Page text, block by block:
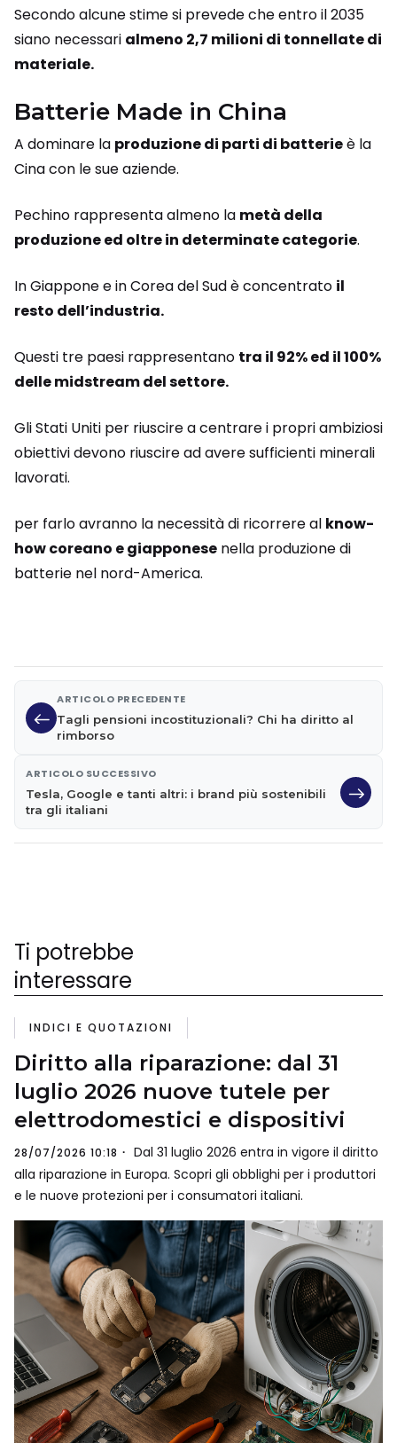
Secondo alcune stime si prevede che entro il 2035
siano necessari almeno 2,7 milioni di tonnellate di
materiale.
Batterie Made in China
A dominare la produzione di parti di batterieè la
Cina con le sue aziende.
Pechino rappresenta almeno la metà della
produzione ed oltre in determinate categorie.
In Giappone e in Corea del Sud è concentrato il
resto dell’industria.
Questi tre paesi rappresentano tra il 92% ed il 100%
delle midstream del settore.
Gli Stati Uniti per riuscire a centrare i propri ambiziosi
obiettivi devono riuscire ad avere sufficienti minerali
lavorati.
per farlo avranno la necessità di ricorrere al know-
how coreano e giapponese nella produzione di
batterie nel nord-America.
ARTICOLO PRECEDENTE
Tagli pensioni incostituzionali? Chi ha diritto al
rimborso
ARTICOLO SUCCESSIVO
Tesla, Google e tanti altri: i brand più sostenibili
tra gli italiani
Ti potrebbe
interessare
INDICI E QUOTAZIONI
Diritto alla riparazione: dal 31
luglio 2026 nuove tutele per
elettrodomestici e dispositivi
28/07/2026 10:18
Dal 31 luglio 2026 entra in vigore il diritto
alla riparazione in Europa. Scopri gli obblighi per i produttori
e le nuove protezioni per i consumatori italiani.